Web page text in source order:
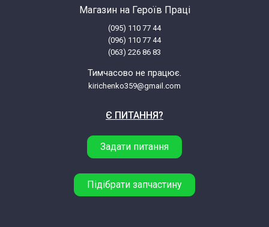
Магазин на Героїв Праці
(095) 110 77 44
(096) 110 77 44
(063) 226 86 83
Тимчасово не працює.
kirichenko359@gmail.com
Є ПИТАННЯ?
Задати питання
Підібрати запчастину